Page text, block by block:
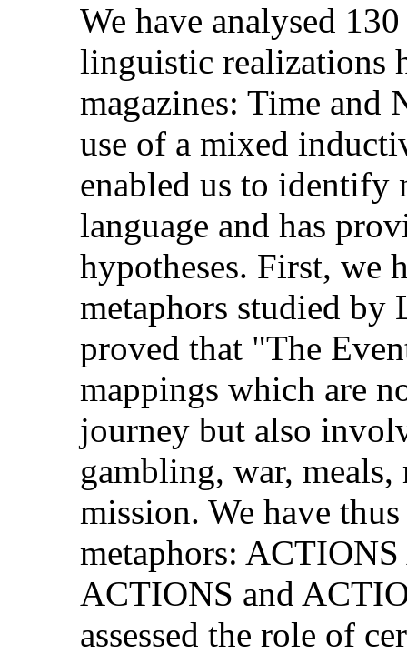
We have analysed
linguistic realizations
magazines: Time and
use of a mixed
enabled us to identify
language and has
hypotheses. First, we
metaphors studied by
proved that "The
mappings which are
journey but also
gambling, war,
mission. We have
metaphors:
ACTIONS and
assessed the role of